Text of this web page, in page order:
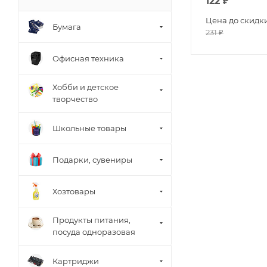
Цена до
231₽
Бумага
Офисная техника
Хобби и детское
творчество
Школьные товары
Подарки, сувениры
Хозтовары
Продукты питания,
посуда одноразовая
Картриджи